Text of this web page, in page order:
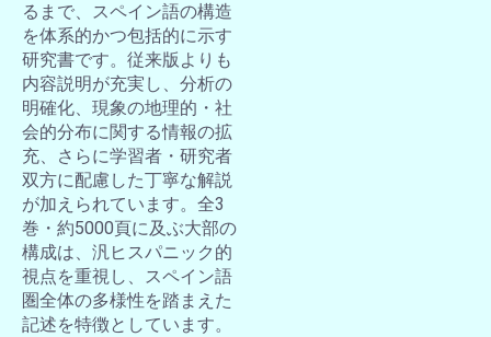
るまで、スペイン語の構造
を体系的かつ包括的に示す
研究書です。従来版よりも
内容説明が充実し、分析の
明確化、現象の地理的・社
会的分布に関する情報の拡
充、さらに学習者・研究者
双方に配慮した丁寧な解説
が加えられています。全3
巻・約5000頁に及ぶ大部の
構成は、汎ヒスパニック的
視点を重視し、スペイン語
圏全体の多様性を踏まえた
記述を特徴としています。